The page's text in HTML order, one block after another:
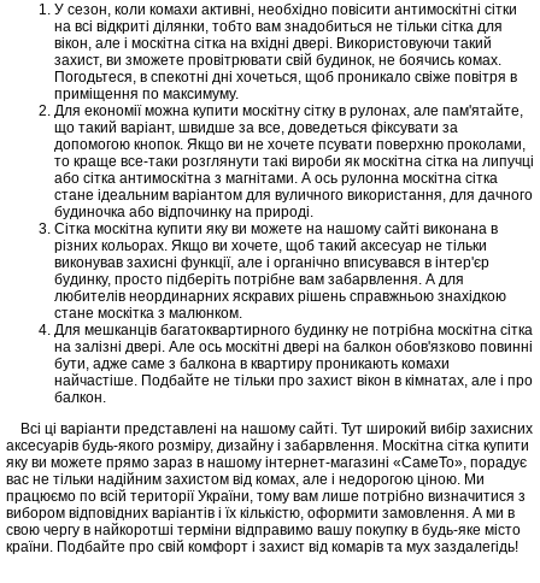
У сезон, коли комахи активні, необхідно повісити антимоскітні сітки
на всі відкриті ділянки, тобто вам знадобиться не тільки сітка для
вікон, але і москітна сітка на вхідні двері. Використовуючи такий
захист, ви зможете провітрювати свій будинок, не боячись комах.
Погодьтеся, в спекотні дні хочеться, щоб проникало свіже повітря в
приміщення по максимуму.
Для економії можна купити москітну сітку в рулонах, але пам'ятайте,
що такий варіант, швидше за все, доведеться фіксувати за
допомогою кнопок. Якщо ви не хочете псувати поверхню проколами,
то краще все-таки розглянути такі вироби як москітна сітка на липучці
або сітка антимоскітна з магнітами. А ось рулонна москітна сітка
стане ідеальним варіантом для вуличного використання, для дачного
будиночка або відпочинку на природі.
Сітка москітна купити яку ви можете на нашому сайті виконана в
різних кольорах. Якщо ви хочете, щоб такий аксесуар не тільки
виконував захисні функції, але і органічно вписувався в інтер'єр
будинку, просто підберіть потрібне вам забарвлення. А для
любителів неординарних яскравих рішень справжньою знахідкою
стане москітка з малюнком.
Для мешканців багатоквартирного будинку не потрібна москітна сітка
на залізні двері. Але ось москітні двері на балкон обов'язково повинні
бути, адже саме з балкона в квартиру проникають комахи
найчастіше. Подбайте не тільки про захист вікон в кімнатах, але і про
балкон.
Всі ці варіанти представлені на нашому сайті. Тут широкий вибір захисних
аксесуарів будь-якого розміру, дизайну і забарвлення. Москітна сітка купити
яку ви можете прямо зараз в нашому інтернет-магазині «СамеТо», порадує
вас не тільки надійним захистом від комах, але і недорогою ціною. Ми
працюємо по всій території України, тому вам лише потрібно визначитися з
вибором відповідних варіантів і їх кількістю, оформити замовлення. А ми в
свою чергу в найкоротші терміни відправимо вашу покупку в будь-яке місто
країни. Подбайте про свій комфорт і захист від комарів та мух заздалегідь!